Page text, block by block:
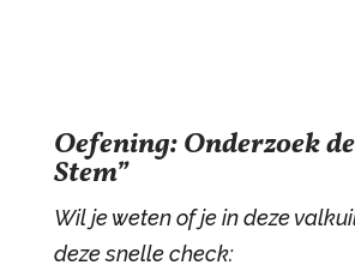
Oefening: Onderzoek
Stem”
Wil je weten of je in deze
deze snelle check: